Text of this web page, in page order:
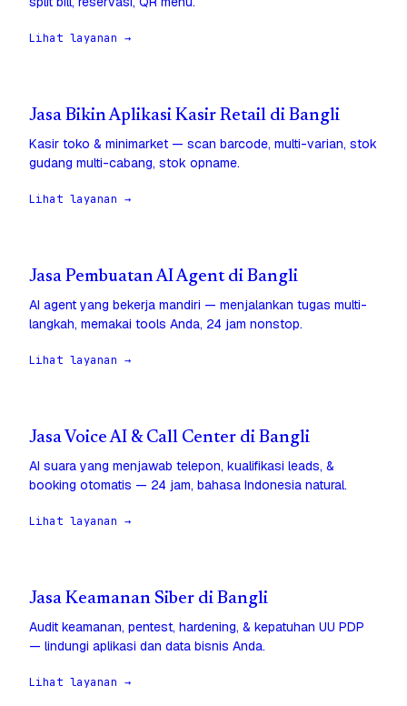
Lihat layanan →
Jasa Bikin Aplikasi Kasir Retail di Bangli
Kasir toko & minimarket — scan barcode, multi-varian, stok
gudang multi-cabang, stok opname.
Lihat layanan →
Jasa Pembuatan AI Agent di Bangli
AI agent yang bekerja mandiri — menjalankan tugas multi-
langkah, memakai tools Anda, 24 jam nonstop.
Lihat layanan →
Jasa Voice AI & Call Center di Bangli
AI suara yang menjawab telepon, kualifikasi leads, &
booking otomatis — 24 jam, bahasa Indonesia natural.
Lihat layanan →
Jasa Keamanan Siber di Bangli
Audit keamanan, pentest, hardening, & kepatuhan UU PDP
— lindungi aplikasi dan data bisnis Anda.
Lihat layanan →